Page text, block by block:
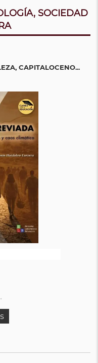
SOCIEDAD
CAPITALOCENO...